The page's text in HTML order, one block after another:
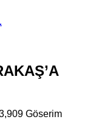
Göserim